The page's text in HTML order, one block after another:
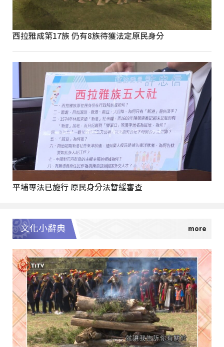
西拉雅成第17族 仍有8族待獲法定原民身分
平埔專法已施行 原民身分法暫緩審查
文化小辭典